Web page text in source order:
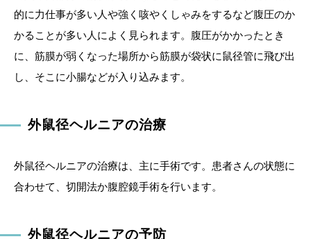
的に力仕事が多い人や強く咳やくしゃみをするなど腹圧のか
かることが多い人によく見られます。腹圧がかかったとき
に、筋膜が弱くなった場所から筋膜が袋状に鼠径管に飛び出
し、そこに小腸などが入り込みます。
外鼠径ヘルニアの治療
外鼠径ヘルニアの治療は、主に手術です。患者さんの状態に
合わせて、切開法か腹腔鏡手術を行います。
外鼠径ヘルニアの予防